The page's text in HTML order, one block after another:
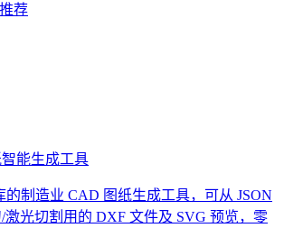
荐
能生成工具
的制造业 CAD 图纸生成工具，可从 JSON
激光切割用的 DXF 文件及 SVG 预览，零